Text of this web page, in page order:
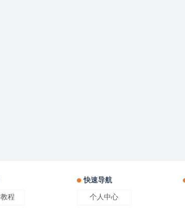
教程
快速导航
个人中心